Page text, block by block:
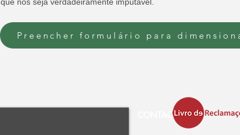
Preencher formulário para
CONTACTOS